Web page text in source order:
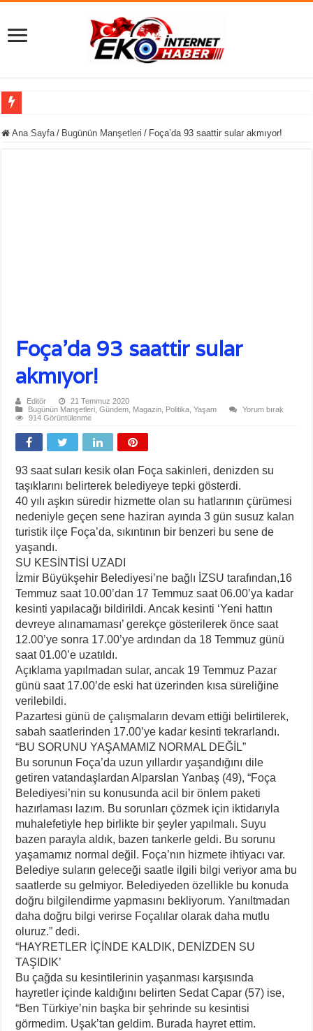
Ana Sayfa / Bugünün Manşetleri / Foça’da 93 saattir sular akmıyor!
Foça’da 93 saattir sular
akmıyor!
Editör
21 Temmuz 2020
Bugünün Manşetleri ,Gündem Magazin Politika ,Yaşam
Yorum bırak
914 Görüntülenme
93 saat suları kesik olan Foça sakinleri, denizden su
taşıklarını belirterek belediyeye tepki gösterdi.
40 yılı aşkın süredir hizmette olan su hatlarının çürümesi
nedeniyle geçen sene haziran ayında 3 gün susuz kalan
turistik ilçe Foça’da, sıkıntının bir benzeri bu sene de
yaşandı.
SU KESİNTİSİ UZADI
İzmir Büyükşehir Belediyesi’ne bağlı İZSU tarafından,16
Temmuz saat 10.00’dan 17 Temmuz saat 06.00’ya kadar
kesinti yapılacağı bildirildi. Ancak kesinti ‘Yeni hattın
devreye alınamaması’ gerekçe gösterilerek önce saat
12.00’ye sonra 17.00’ye ardından da 18 Temmuz günü
saat 01.00’e uzatıldı.
Açıklama yapılmadan sular, ancak 19 Temmuz Pazar
günü saat 17.00’de eski hat üzerinden kısa süreliğine
verilebildi.
Pazartesi günü de çalışmaların devam ettiği belirtilerek,
sabah saatlerinden 17.00’ye kadar kesinti tekrarlandı.
“BU SORUNU YAŞAMAMIZ NORMAL DEĞİL”
Bu sorunun Foça’da uzun yıllardır yaşandığını dile
getiren vatandaşlardan Alparslan Yanbaş (49), “Foça
Belediyesi’nin su konusunda acil bir önlem paketi
hazırlaması lazım. Bu sorunları çözmek için iktidarıyla
muhalefetiyle hep birlikte bir şeyler yapılmalı. Suyu
bazen parayla aldık, bazen tankerle geldi. Bu sorunu
yaşamamız normal değil. Foça’nın hizmete ihtiyacı var.
Belediye suların geleceği saatle ilgili bilgi veriyor ama bu
saatlerde su gelmiyor. Belediyeden özellikle bu konuda
doğru bilgilendirme yapmasını bekliyorum. Yanıltmadan
daha doğru bilgi verirse Foçalılar olarak daha mutlu
oluruz.” dedi.
“HAYRETLER İÇİNDE KALDIK, DENİZDEN SU
TAŞIDIK’
Bu çağda su kesintilerinin yaşanması karşısında
hayretler içinde kaldığını belirten Sedat Capar (57) ise,
“Ben Türkiye’nin başka bir şehrinde su kesintisi
görmedim. Uşak’tan geldim. Burada hayret ettim.